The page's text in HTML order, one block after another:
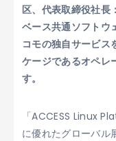
区、代表取締役社
ベース共通ソフトウ
コモの独自サービス
ケージであるオペレ
す。
「ACCESS Linux
に優れたグローバル